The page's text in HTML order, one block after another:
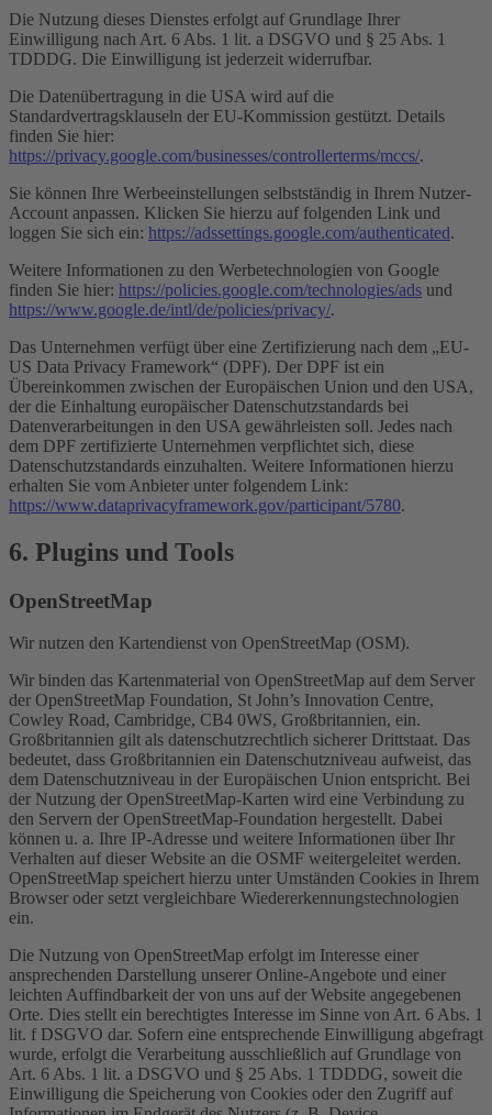
Die Nutzung dieses Dienstes erfolgt auf Grundlage Ihrer
Einwilligung nach Art. 6 Abs. 1 lit. a DSGVO und § 25 Abs. 1
TDDDG. Die Einwilligung ist jederzeit widerrufbar.
Die Datenübertragung in die USA wird auf die
Standardvertragsklauseln der EU-Kommission gestützt. Details
finden Sie hier:
https://privacy.google.com/businesses/controllerterms/mccs/.
Sie können Ihre Werbeeinstellungen selbstständig in Ihrem Nutzer-
Account anpassen. Klicken Sie hierzu auf folgenden Link und
loggen Sie sich ein: https://adssettings.google.com/authenticated.
Weitere Informationen zu den Werbetechnologien von Google
finden Sie hier: https://policies.google.com/technologies/ads und
https://www.google.de/intl/de/policies/privacy/.
Das Unternehmen verfügt über eine Zertifizierung nach dem „EU-
US Data Privacy Framework“ (DPF). Der DPF ist ein
Übereinkommen zwischen der Europäischen Union und den USA,
der die Einhaltung europäischer Datenschutzstandards bei
Datenverarbeitungen in den USA gewährleisten soll. Jedes nach
dem DPF zertifizierte Unternehmen verpflichtet sich, diese
Datenschutzstandards einzuhalten. Weitere Informationen hierzu
erhalten Sie vom Anbieter unter folgendem Link:
https://www.dataprivacyframework.gov/participant/5780.
6. Plugins und Tools
OpenStreetMap
Wir nutzen den Kartendienst von OpenStreetMap (OSM).
Wir binden das Kartenmaterial von OpenStreetMap auf dem Server
der OpenStreetMap Foundation, St John’s Innovation Centre,
Cowley Road, Cambridge, CB4 0WS, Großbritannien, ein.
Großbritannien gilt als datenschutzrechtlich sicherer Drittstaat. Das
bedeutet, dass Großbritannien ein Datenschutzniveau aufweist, das
dem Datenschutzniveau in der Europäischen Union entspricht. Bei
der Nutzung der OpenStreetMap-Karten wird eine Verbindung zu
den Servern der OpenStreetMap-Foundation hergestellt. Dabei
können u. a. Ihre IP-Adresse und weitere Informationen über Ihr
Verhalten auf dieser Website an die OSMF weitergeleitet werden.
OpenStreetMap speichert hierzu unter Umständen Cookies in Ihrem
Browser oder setzt vergleichbare Wiedererkennungstechnologien
ein.
Die Nutzung von OpenStreetMap erfolgt im Interesse einer
ansprechenden Darstellung unserer Online-Angebote und einer
leichten Auffindbarkeit der von uns auf der Website angegebenen
Orte. Dies stellt ein berechtigtes Interesse im Sinne von Art. 6 Abs. 1
lit. f DSGVO dar. Sofern eine entsprechende Einwilligung abgefragt
wurde, erfolgt die Verarbeitung ausschließlich auf Grundlage von
Art. 6 Abs. 1 lit. a DSGVO und § 25 Abs. 1 TDDDG, soweit die
Einwilligung die Speicherung von Cookies oder den Zugriff auf